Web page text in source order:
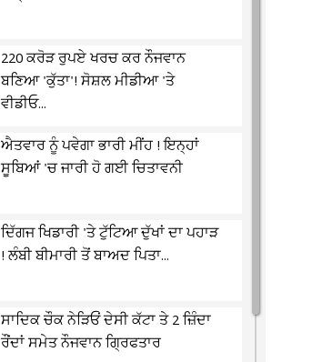
220 ਕਰੋੜ ਰੁਪਏ ਖਰਚ ਕਰ ਨੌਜਵਾਨ
ਬਣਿਆ 'ਕੁੱਤਾ'! ਸੋਸ਼ਲ ਮੀਡੀਆ 'ਤੇ
ਵੀਡੀਓ...
ਐਤਵਾਰ ਨੂੰ ਪਵੇਗਾ ਭਾਰੀ ਮੀਂਹ ! ਇਨ੍ਹਾਂ
ਸੂਬਿਆਂ 'ਚ ਜਾਰੀ ਹੋ ਗਈ ਚਿਤਾਵਨੀ
ਦਿੱਗਜ ਖਿਡਾਰੀ 'ਤੇ ਟੁੱਟਿਆ ਦੁੱਖਾਂ ਦਾ ਪਹਾੜ
! ਲੰਬੀ ਬੀਮਾਰੀ ਤੋਂ ਬਾਅਦ ਪਿਤਾ...
ਸਾਦਿਕ ਚੌਕ ਨੇੜਿਓਂ ਦੇਸੀ ਕੱਟਾ ਤੇ 2 ਜ਼ਿੰਦਾ
ਰੌਂਦਾਂ ਸਮੇਤ ਨੌਜਵਾਨ ਗ੍ਰਿਫਤਾਰ